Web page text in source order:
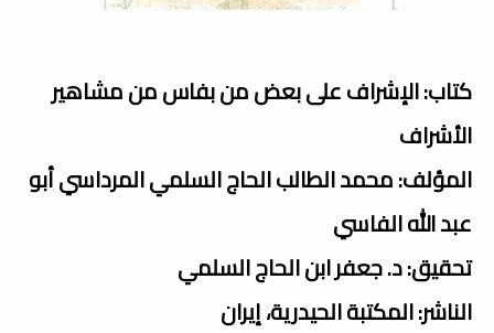
كتاب: الإشراف على بعض من بفاس من مشاهير
الأشراف
المؤلف: محمد الطالب الحاج السلمي المرداسي أبو
عبد الله الفاسي
تحقيق: د. جعفر ابن الحاج السلمي
الناشر: المكتبة الحيدرية، إيران